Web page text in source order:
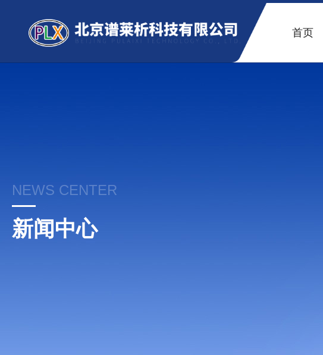
首页
NEWS CENTER
新闻中心